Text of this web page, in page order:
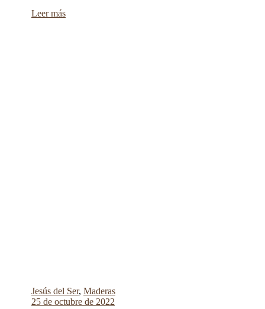
Leer más
Jesús del Ser, Maderas
25 de octubre de 2022